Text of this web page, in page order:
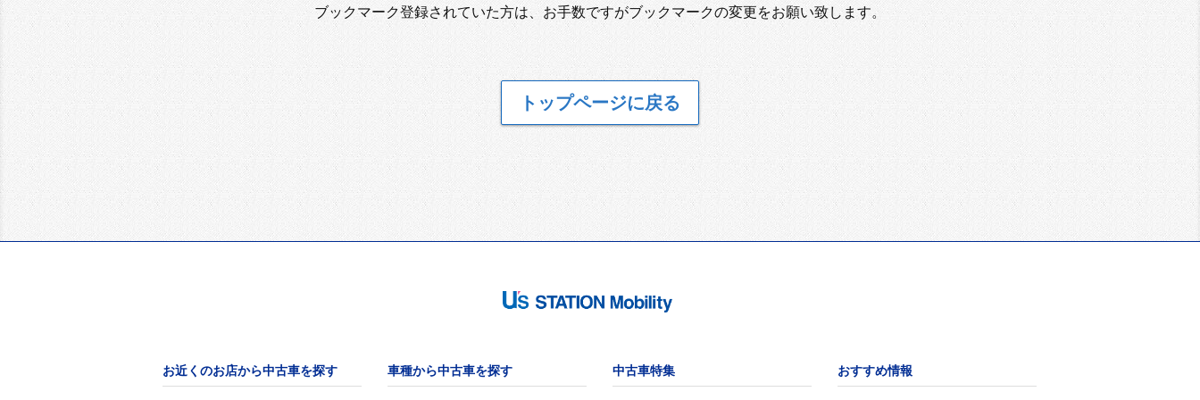
ブックマーク登録されていた方は、お手数ですがブックマークの変更をお願い致します。
トップページに戻る
お近くのお店から中古車を探す 車種から中古車を探す 中古車特集 おすすめ情報